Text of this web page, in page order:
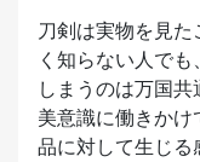
刀剣は実物を見
く知らない人で
しまうのは万国
美意識に働きか
品に対して生じる